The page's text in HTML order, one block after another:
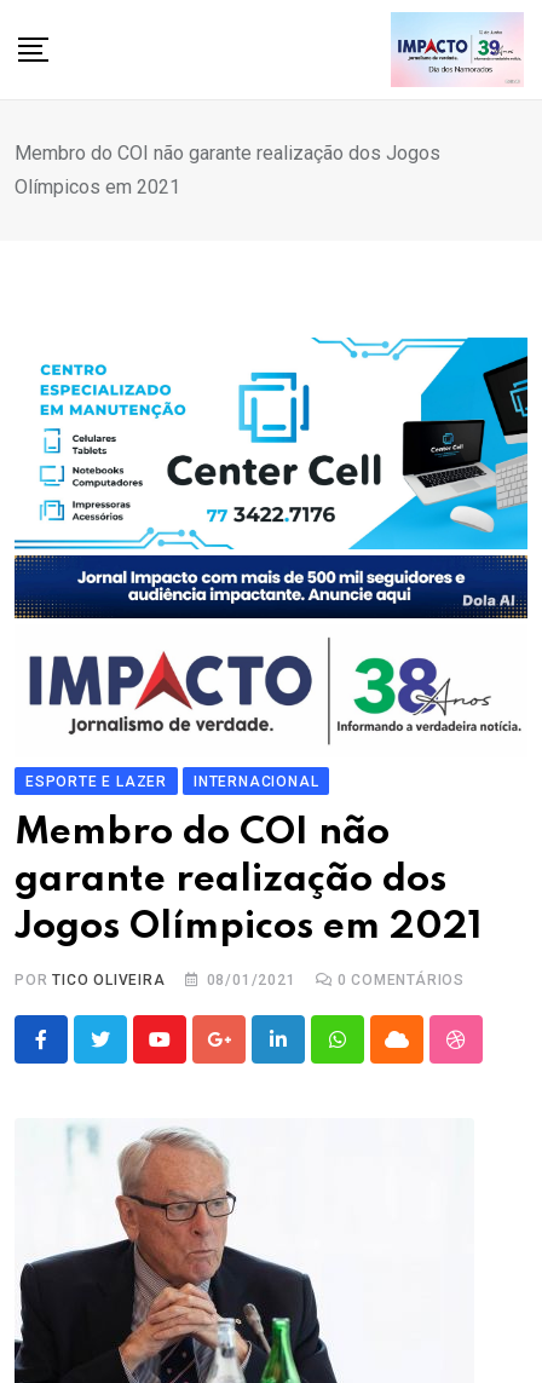
Membro do COI não garante realização dos Jogos
Olímpicos em 2021
ESPORTE E LAZER INTERNACIONAL
Membro do COI não
garante realização dos
Jogos Olímpicos em 2021
PORTICO OLIVEIRA 08/01/2021 0 COMENTÁRIOS
YoutubeGoogle+LinkedInWhatsappCloud